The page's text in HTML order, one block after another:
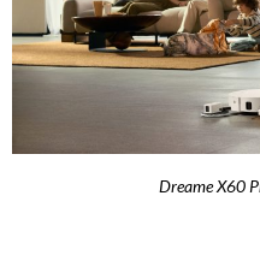
Dreame X60